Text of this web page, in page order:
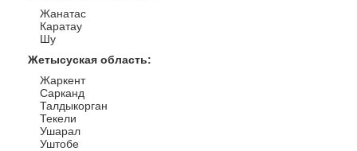
Жанатас
Каратау
Шу
Жетысуская область:
Жаркент
Сарканд
Талдыкорган
Текели
Ушарал
Уштобе